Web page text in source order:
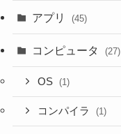
アプリ (45)
コンピュータ (27)
OS (1)
コンパイラ (1)